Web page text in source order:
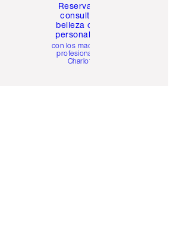
Reserva una
consulta de
belleza online
personalizada
con los maquillistas
profesionales de
Charlotte.